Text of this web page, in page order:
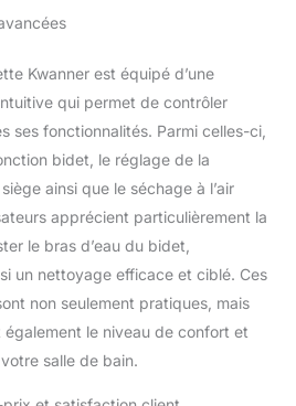
agréable. Siège de
toilette avec
contrôle facile et
pratique de toutes
les fonctions.
Installation facile : le
siège de toilette se
monte rapidement
et sans outils sur la
plupart des
cuvettes de
toilettes standard.
l'électricité. La
Kwanner est équipé d’une
qui permet de contrôler
ses fonctionnalités. Parmi celles-ci,
bidet, le réglage de la
ainsi que le séchage à l’air
apprécient particulièrement la
le bras d’eau du bidet,
un nettoyage efficace et ciblé. Ces
non seulement pratiques, mais
également le niveau de confort et
salle de bain.